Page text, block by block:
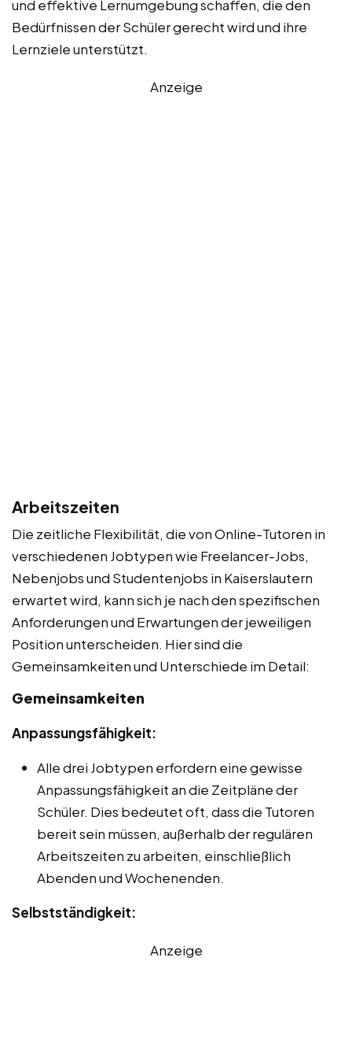
und effektive Lernumgebung schaffen, die den
Bedürfnissen der Schüler gerecht wird und ihre
Lernziele unterstützt.
Anzeige
Arbeitszeiten
Die zeitliche Flexibilität, die von Online-Tutoren in
verschiedenen Jobtypen wie Freelancer-Jobs,
Nebenjobs und Studentenjobs in Kaiserslautern
erwartet wird, kann sich je nach den spezifischen
Anforderungen und Erwartungen der jeweiligen
Position unterscheiden. Hier sind die
Gemeinsamkeiten und Unterschiede im Detail:
Gemeinsamkeiten
Anpassungsfähigkeit:
Alle drei Jobtypen erfordern eine gewisse
Anpassungsfähigkeit an die Zeitpläne der
Schüler. Dies bedeutet oft, dass die Tutoren
bereit sein müssen, außerhalb der regulären
Arbeitszeiten zu arbeiten, einschließlich
Abenden und Wochenenden.
Selbstständigkeit:
Anzeige